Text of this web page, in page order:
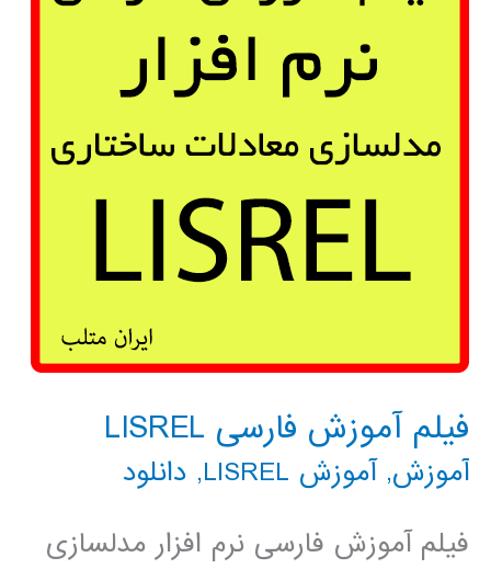
فیلم آموزش فارسی LISREL
آموزش,آموزش LISREL , دانلود
فیلم آموزش فارسی نرم افزار مدلسازی